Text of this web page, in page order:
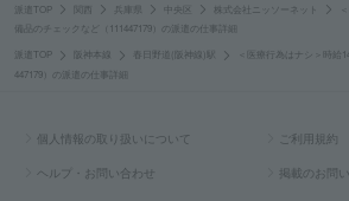
派遣TOP 関西 兵庫県 中央区 株式会社ニッソーネット
備品のチェックなど（111447179）の派遣の仕事詳細
派遣TOP 阪神本線 春日野道(阪神線)駅
＜医療行為はナシ＞時給
447179）の派遣の仕事詳細
個人情報の取り扱いについて ご利用規約
ヘルプ・お問い合わせ 掲載のお問